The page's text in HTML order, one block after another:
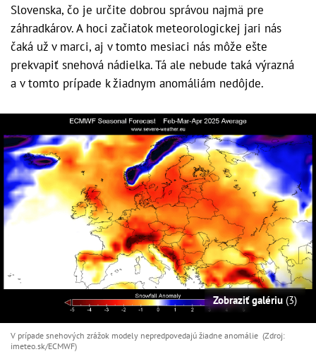
Slovenska, čo je určite dobrou správou najmä pre
záhradkárov. A hoci začiatok meteorologickej jari nás
čaká už v marci, aj v tomto mesiaci nás môže ešte
prekvapiť snehová nádielka. Tá ale nebude taká výrazná
a v tomto prípade k žiadnym anomáliám nedôjde.
Zobraziť galériu (3)
V prípade snehových zrážok modely nepredpovedajú žiadne anomálie (Zdroj:
imeteo.sk/ECMWF)